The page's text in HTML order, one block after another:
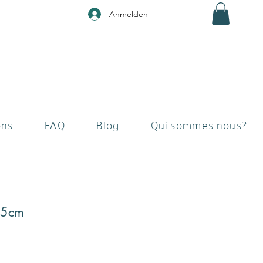
Anmelden
FAQ Blog Qui sommes nous?